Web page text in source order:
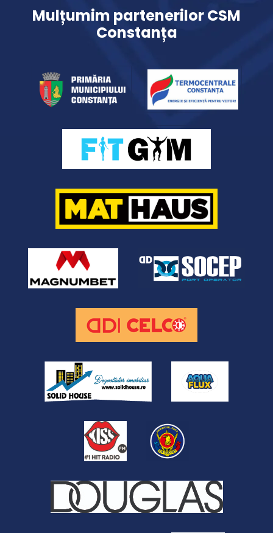
Mulțumim partenerilor CSM
Constanța